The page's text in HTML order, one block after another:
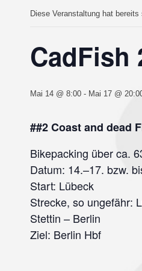
Diese Veranstaltung hat bereits
CadFish
Mai 14 @ 8:00- Mai 17 @
##2 Coast and dead
Bikepacking über ca.
Datum: 14.–17. bzw.
Start: Lübeck
Strecke, so ungefähr:
Stettin – Berlin
Ziel: Berlin Hbf